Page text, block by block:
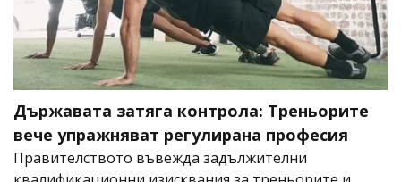
Държавата затяга контрола: Треньорите
вече упражняват регулирана професия
Правителството въвежда задължителни